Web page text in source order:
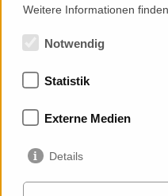
Weitere Informationen
Notwendig
Statistik
Externe Medien
Details